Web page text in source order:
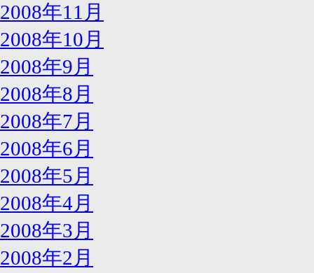
2008年11月
2008年10月
2008年9月
2008年8月
2008年7月
2008年6月
2008年5月
2008年4月
2008年3月
2008年2月